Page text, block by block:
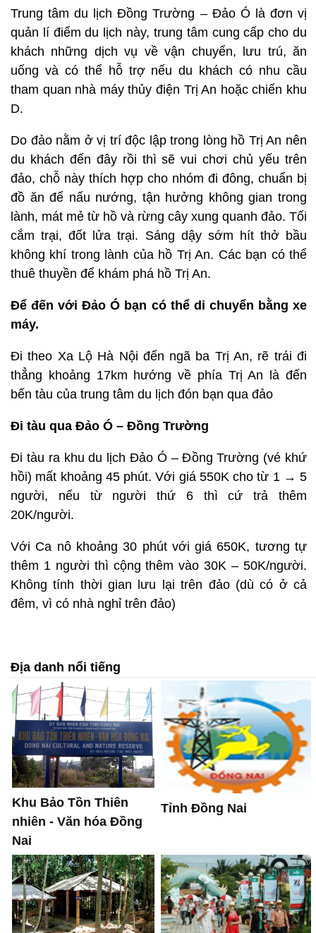
Trung tâm du lịch Đồng Trường – Đảo Ó là đơn vị
quản lí điểm du lịch này, trung tâm cung cấp cho du
khách những dịch vụ về vận chuyển, lưu trú, ăn
uống và có thể hỗ trợ nếu du khách có nhu cầu
tham quan nhà máy thủy điện Trị An hoặc chiến khu
D.
Do đảo nằm ở vị trí độc lập trong lòng hồ Trị An nên
du khách đến đây rồi thì sẽ vui chơi chủ yếu trên
đảo, chỗ này thích hợp cho nhóm đi đông, chuẩn bị
đồ ăn để nấu nướng, tận hưởng không gian trong
lành, mát mẻ từ hồ và rừng cây xung quanh đảo. Tối
cắm trại, đốt lửa trại. Sáng dậy sớm hít thở bầu
không khí trong lành của hồ Trị An. Các bạn có thể
thuê thuyền để khám phá hồ Trị An.
Để đến với Đảo Ó bạn có thể di chuyển bằng xe
máy.
Đi theo Xa Lộ Hà Nội đến ngã ba Trị An, rẽ trái đi
thẳng khoảng 17km hướng về phía Trị An là đến
bến tàu của trung tâm du lịch đón bạn qua đảo
Đi tàu qua Đảo Ó – Đồng Trường
Đi tàu ra khu du lịch Đảo Ó – Đồng Trường (vé khứ
hồi) mất khoảng 45 phút. Với giá 550K cho từ 1 → 5
người, nếu từ người thứ 6 thì cứ trả thêm
20K/người.
Với Ca nô khoảng 30 phút với giá 650K, tương tự
thêm 1 người thì cộng thêm vào 30K – 50K/người.
Không tính thời gian lưu lại trên đảo (dù có ở cả
đêm, vì có nhà nghỉ trên đảo)
Địa danh nổi tiếng
Khu Bảo Tồn Thiên
nhiên - Văn hóa Đồng
Nai
Tỉnh Đồng Nai